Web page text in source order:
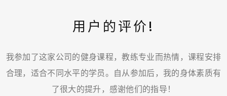
用户的评价!
我参加了这家公司的健身课程，教练专业而热情，课程安排
合理，适合不同水平的学员。自从参加后，我的身体素质有
了很大的提升，感谢他们的指导！